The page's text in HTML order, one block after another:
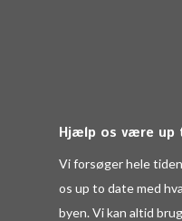
Hjælp os være up
Vi forsøger hele
os up to date med
byen. Vi kan altid